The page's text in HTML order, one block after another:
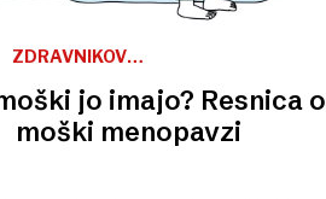
ZDRAVNIKOV
jo imajo? Resnica o
moški menopavzi